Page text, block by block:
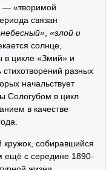
— «творимой
связан
«злой и
солнце,
в цикле «Змий» и
разных
начальствует
Сологубом в цикл
в качестве
кружок, собиравшийся
ещё с середине 1890-